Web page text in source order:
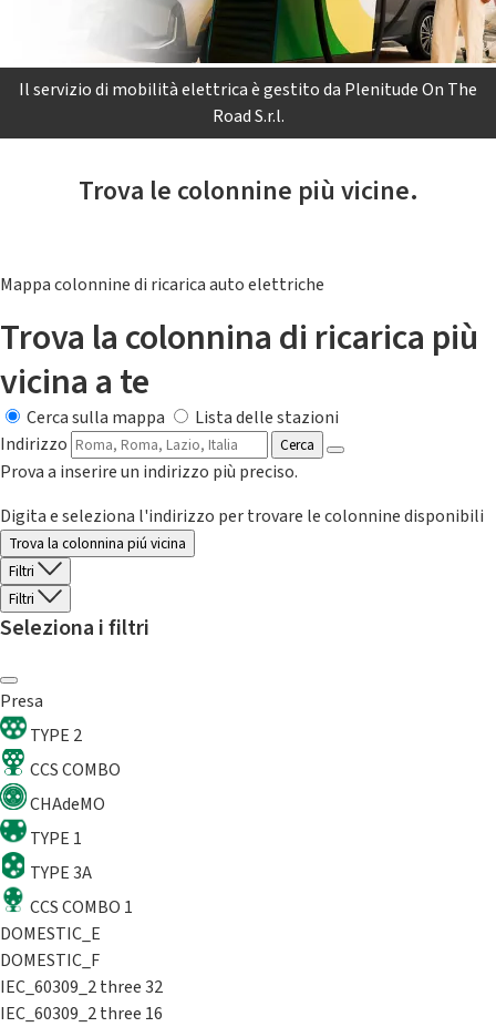
Il servizio di mobilità elettrica è gestito da Plenitude On The
Road S.r.l.
Trova le colonnine più vicine.
Mappa colonnine di ricarica auto elettriche
Trova la colonnina di ricarica più
vicina a te
Cerca sulla mappa
Lista delle stazioni
Indirizzo
Cerca
Prova a inserire un indirizzo più preciso.
Digita e seleziona l'indirizzo per trovare le colonnine disponibili
Trova la colonnina piú vicina
Filtri
Filtri
Seleziona i filtri
Presa
TYPE 2
CCS COMBO
CHAdeMO
TYPE 1
TYPE 3A
CCS COMBO 1
DOMESTIC_E
DOMESTIC_F
IEC_60309_2 three 32
IEC_60309_2 three 16